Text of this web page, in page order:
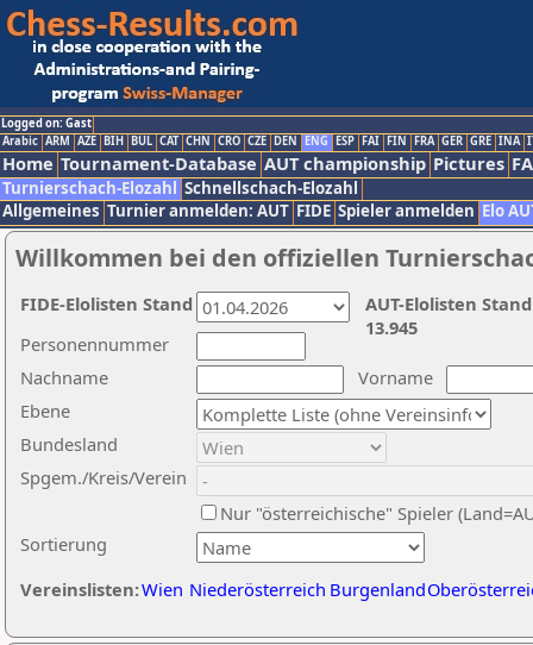
Logged on: Gast
Arabic ARM AZE BIH BUL CAT CHN CRO CZE DEN ENG ESP FAI FIN FRA GER GRE INA
Home Tournament-Database AUT championship Pictures
Turnierschach-Elozahl Schnellschach-Elozahl
Allgemeines Turnier anmelden: AUT FIDE Spieler anmelden Elo
Willkommen bei den offiziellen
Nachname
Vorname
Ebene
Sortierung
Personennummer
Bundesland
Spgem./Kreis/Verein
Nur "österreichische" Spieler
Vereinslisten:Wien Niederösterreich Burgenland
AUT-Elolisten
13.945
FIDE-Elolisten Stand